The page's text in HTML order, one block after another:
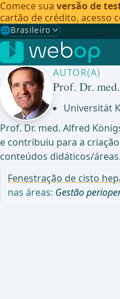
Comece sua versão de
cartão de crédito, acesso
🌐Brasileiro
Gewählte Sprache: Brasileiro
🇩🇪 Alemão
🇬🇧Inglês
🇪🇸Espanhol
🇧🇷Brasileiro ✓
AUTOR(A)
Prof. Dr.
Universität
Prof. Dr. med. Alfred
e contribuiu para a
conteúdos didáticos/áreas.
Fenestração de cisto
nas áreas: Gestão